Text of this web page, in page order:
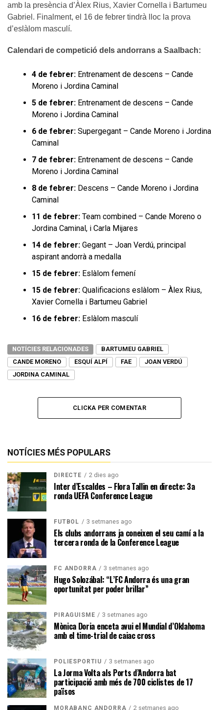
amb la presència d’Àlex Rius, Xavier Cornella i Bartumeu
Gabriel. Finalment, el 16 de febrer tindrà lloc la prova
d’eslàlom masculí.
Calendari de competició dels andorrans a Saalbach:
4 de febrer: Entrenament de descens – Cande
Moreno i Jordina Caminal
5 de febrer: Entrenament de descens – Cande
Moreno i Jordina Caminal
6 de febrer: Supergegant – Cande Moreno i Jordina
Caminal
7 de febrer: Entrenament de descens – Cande
Moreno i Jordina Caminal
8 de febrer: Descens – Cande Moreno i Jordina
Caminal
11 de febrer: Team combined – Cande Moreno o
Jordina Caminal, i Carla Mijares
14 de febrer: Gegant – Joan Verdú, principal
aspirant andorrà a medalla
15 de febrer: Eslàlom femení
15 de febrer: Qualificacions eslàlom – Àlex Rius,
Xavier Cornella i Bartumeu Gabriel
16 de febrer: Eslàlom masculí
NOTÍCIES RELACIONADES
BARTUMEU GABRIEL
CANDE MORENO
ESQUÍ ALPÍ FAE
JOAN VERDÚ
JORDINA CAMINAL
CLICKA PER COMENTAR
NOTÍCIES MÉS POPULARS
DIRECTE 2 dies ago
Inter d’Escaldes – Flora Tallin en directe: 3a
ronda UEFA Conference League
FUTBOL 3 setmanes ago
Els clubs andorrans ja coneixen el seu camí a la
tercera ronda de la Conference League
FC ANDORRA 3 setmanes ago
Hugo Solozábal: “L’FC Andorra és una gran
oportunitat per poder brillar”
PIRAGÜISME 3 setmanes ago
Mònica Doria enceta avui el Mundial d’Oklahoma
amb el time-trial de caiac cross
POLIESPORTIU 3 setmanes ago
La Jorma Volta als Ports d’Andorra bat
participació amb més de 700 ciclistes de 17
països
MORABANC ANDORRA 2 setmanes ago